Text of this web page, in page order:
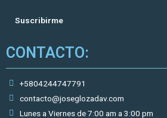
Suscribirme
CONTACTO:
+5804244747791
contacto@joseglozadav.com
Lunes a Viernes de 7:00 am a 3:00 pm